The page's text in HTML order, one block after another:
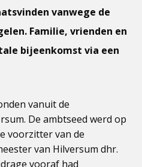
vanwege de
Familie, vrienden en
bijeenkomst via een
vanuit de
De ambtseed werd op
voorzitter van de
van Hilversum dhr.
vooraf had